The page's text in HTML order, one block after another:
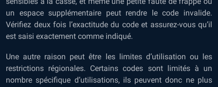
un espace supplémentaire peut rendre le code invalide.
Vérifiez deux fois l’exactitude du code et assurez-vous qu’il
est saisi exactement comme indiqué.
Une autre raison peut être les limites d’utilisation ou les
restrictions régionales. Certains codes sont limités à un
nombre spécifique d’utilisations, ils peuvent donc ne plus